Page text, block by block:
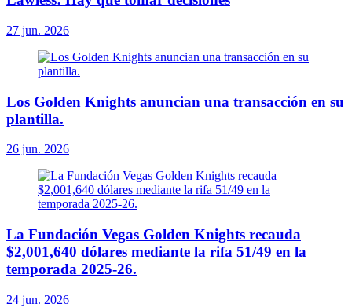
27 jun. 2026
Los Golden Knights anuncian una transacción en su
plantilla.
26 jun. 2026
La Fundación Vegas Golden Knights recauda
$2,001,640 dólares mediante la rifa 51/49 en la
temporada 2025-26.
24 jun. 2026